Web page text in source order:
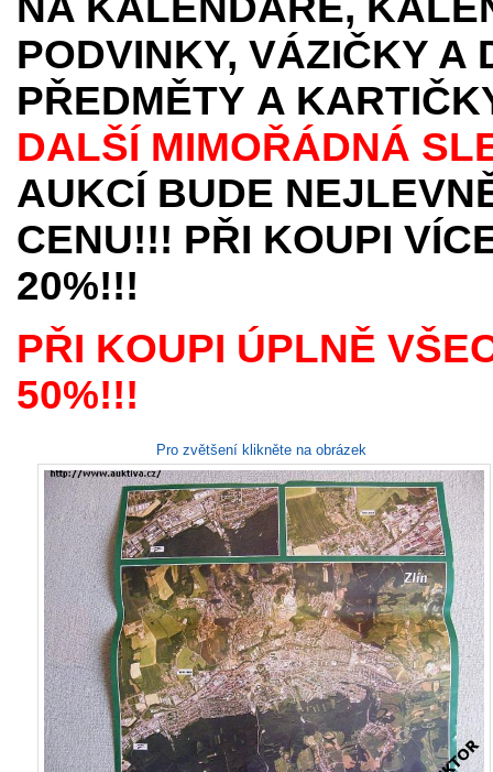
PODVINKY, VÁZIČKY A
PŘEDMĚTY A
DALŠÍ MIMOŘÁDNÁ
AUKCÍ BUDE
CENU!!! PŘI KOUPI
20%!!!
PŘI KOUPI ÚPLNĚ
50%!!!
Pro zvětšení klikněte na obrázek